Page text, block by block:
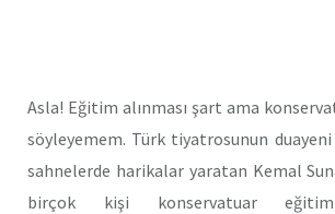
Asla! Eğitim alınması şart ama
söyleyemem. Türk tiyatrosunun
sahnelerde harikalar yaratan Kemal
birçok kişi konservatuar